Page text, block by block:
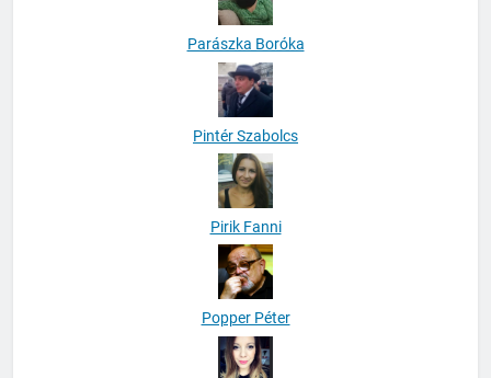
Parászka Boróka
Pintér Szabolcs
Pirik Fanni
Popper Péter